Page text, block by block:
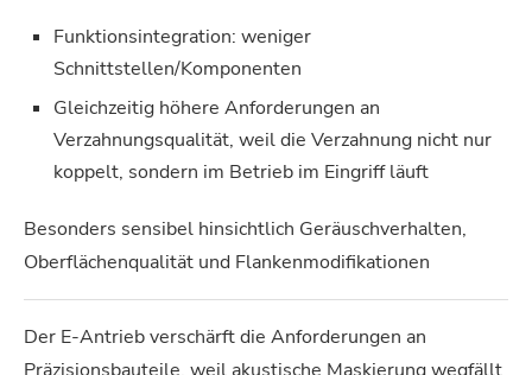
Funktionsintegration: weniger
Schnittstellen/Komponenten
Gleichzeitig höhere Anforderungen an
Verzahnungsqualität, weil die Verzahnung nicht nur
koppelt, sondern im Betrieb im Eingriff läuft
Besonders sensibel hinsichtlich Geräuschverhalten,
Oberflächenqualität und Flankenmodifikationen
Der E-Antrieb verschärft die Anforderungen an